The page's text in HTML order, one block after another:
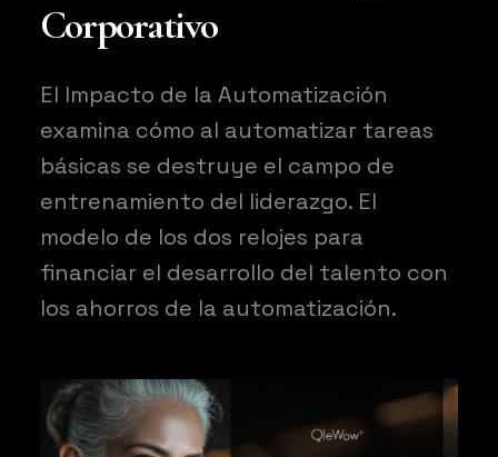
Corporativo
El Impacto de la Automatización
examina cómo al automatizar tareas
básicas se destruye el campo de
entrenamiento del liderazgo. El
modelo de los dos relojes para
financiar el desarrollo del talento con
los ahorros de la automatización.